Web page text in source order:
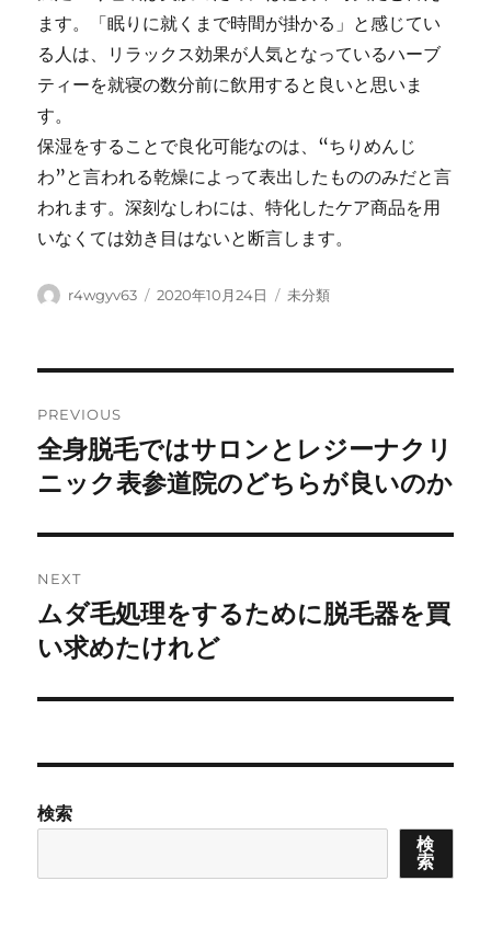
ます。「眠りに就くまで時間が掛かる」と感じてい
る人は、リラックス効果が人気となっているハーブ
ティーを就寝の数分前に飲用すると良いと思いま
す。
保湿をすることで良化可能なのは、“ちりめんじ
わ”と言われる乾燥によって表出したもののみだと言
われます。深刻なしわには、特化したケア商品を用
いなくては効き目はないと断言します。
Author
r4wgyv63
Posted
2020年10月24日 Categories
未分類
navigation
PREVIOUS
Previous
post:
全身脱毛ではサロンとレジーナクリ
ニック表参道院のどちらが良いのか
NEXT
Next
post:
ムダ毛処理をするために脱毛器を買
い求めたけれど
検索
検
索